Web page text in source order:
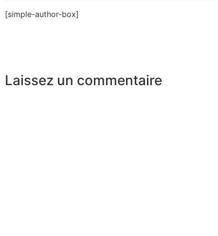
[simple-author-box]
Laissez un commentaire